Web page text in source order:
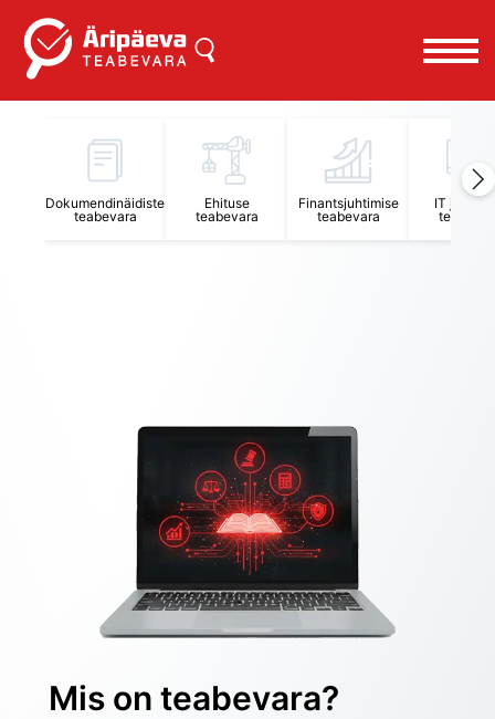
Dokumendinäidiste
teabevara
Ehituse
teabevara
Finantsjuhtimise
teabevara
IT
Mis on teabevara?